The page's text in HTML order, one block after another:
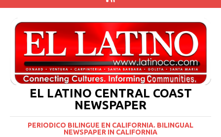
EL LATINO CENTRAL COAST
NEWSPAPER
PERIODICO BILINGUE EN CALIFORNIA. BILINGUAL
NEWSPAPER IN CALIFORNIA